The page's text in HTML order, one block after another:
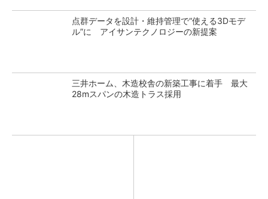
点群データを設計・維持管理で“使える3Dモデ
ル”に アイサンテクノロジーの新提案
三井ホーム、木造校舎の新築工事に着手 最大
28mスパンの木造トラス採用